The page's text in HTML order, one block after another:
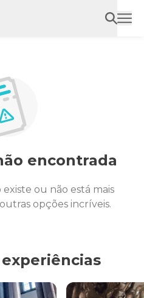
encontrada
ou não está mais
opções incríveis.